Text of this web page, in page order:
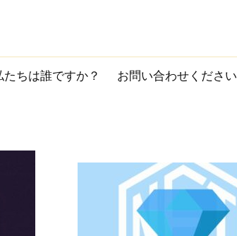
たちは誰ですか？ お問い合わせください